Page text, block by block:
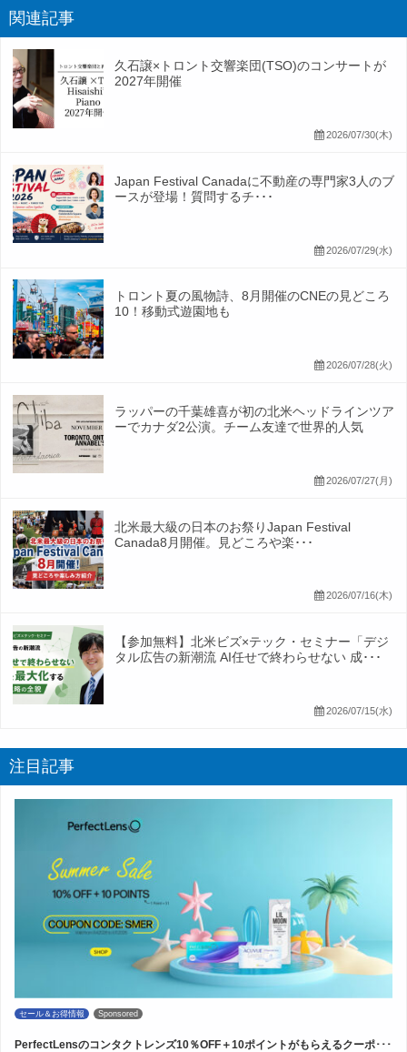
関連記事
久石譲×トロント交響楽団(TSO)のコンサートが
2027年開催
2026/07/30(木)
Japan Festival Canadaに不動産の専門家3人のブ
ースが登場！質問するチ･･･
2026/07/29(水)
トロント夏の風物詩、8月開催のCNEの見どころ
10！移動式遊園地も
2026/07/28(火)
ラッパーの千葉雄喜が初の北米ヘッドラインツア
ーでカナダ2公演。チーム友達で世界的人気
2026/07/27(月)
北米最大級の日本のお祭りJapan Festival
Canada8月開催。見どころや楽･･･
2026/07/16(木)
【参加無料】北米ビズ×テック・セミナー「デジ
タル広告の新潮流 AI任せで終わらせない 成･･･
2026/07/15(水)
注目記事
セール＆お得情報 Sponsored
PerfectLensのコンタクトレンズ10％OFF＋10ポイントがもらえるクーポ･･･